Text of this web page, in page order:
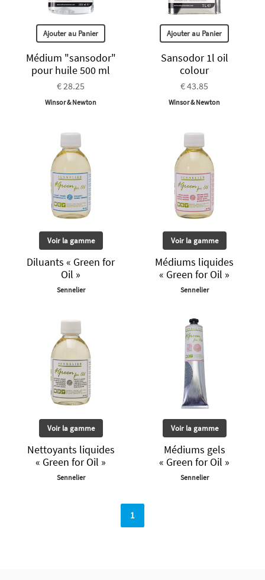
Ajouter au Panier
Médium "sansodor"
pour huile 500 ml
€ 28.25
Winsor & Newton
Ajouter au Panier
Sansodor 1l oil
colour
€ 43.85
Winsor & Newton
Voir la gamme
Diluants « Green for
Oil »
Sennelier
Voir la gamme
Médiums liquides
« Green for Oil »
Sennelier
Voir la gamme
Nettoyants liquides
« Green for Oil »
Sennelier
Voir la gamme
Médiums gels
« Green for Oil »
Sennelier
1